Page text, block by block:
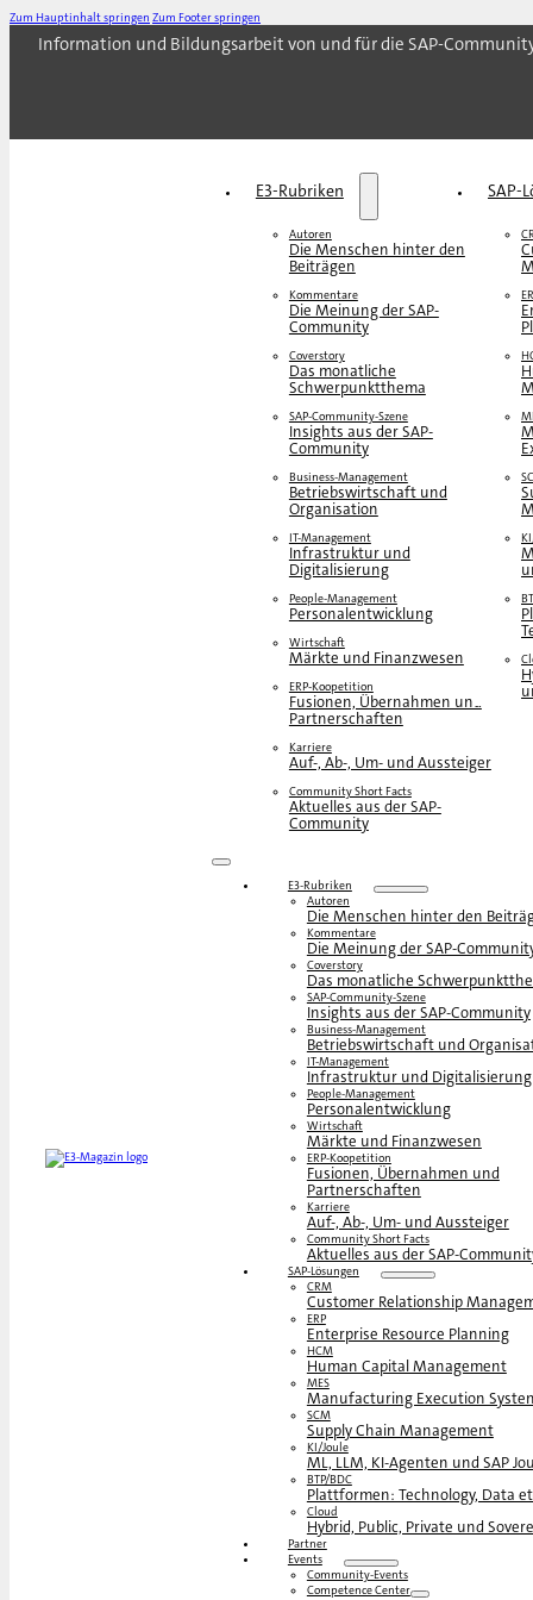
Zum Hauptinhalt springen Zum Footer springen
Information und Bildungsarbeit von und für die SAP-
E3-Rubriken
Autoren
Die Menschen hinter den
Beiträgen
Kommentare
Die Meinung der SAP-
Community
Coverstory
Das monatliche
Schwerpunktthema
SAP-Community-Szene
Insights aus der SAP-
Community
Business-Management
Betriebswirtschaft und
Organisation
IT-Management
Infrastruktur und
Digitalisierung
People-Management
Personalentwicklung
Wirtschaft
Märkte und Finanzwesen
ERP-Koopetition
Fusionen, Übernahmen und
Partnerschaften
Karriere
Auf-, Ab-, Um- und Aussteiger
Community Short Facts
Aktuelles aus der SAP-
Community
SAP-
E3-Rubriken
Autoren
Die Menschen hinter den
Kommentare
Die Meinung der SAP-
Coverstory
Das monatliche
SAP-Community-Szene
Insights aus der SAP-Community
Business-Management
Betriebswirtschaft und
IT-Management
Infrastruktur und Digitalisierung
People-Management
Personalentwicklung
Wirtschaft
Märkte und Finanzwesen
ERP-Koopetition
Fusionen, Übernahmen und
Partnerschaften
Karriere
Auf-, Ab-, Um- und Aussteiger
Community Short Facts
Aktuelles aus der SAP-
SAP-Lösungen
CRM
Customer Relationship
ERP
Enterprise Resource Planning
HCM
Human Capital Management
MES
Manufacturing Execution
SCM
Supply Chain Management
KI/Joule
ML, LLM, KI-Agenten und SAP
BTP/BDC
Plattformen: Technology, Data
Cloud
Hybrid, Public, Private und
Partner
Events
Community-Events
Competence Center